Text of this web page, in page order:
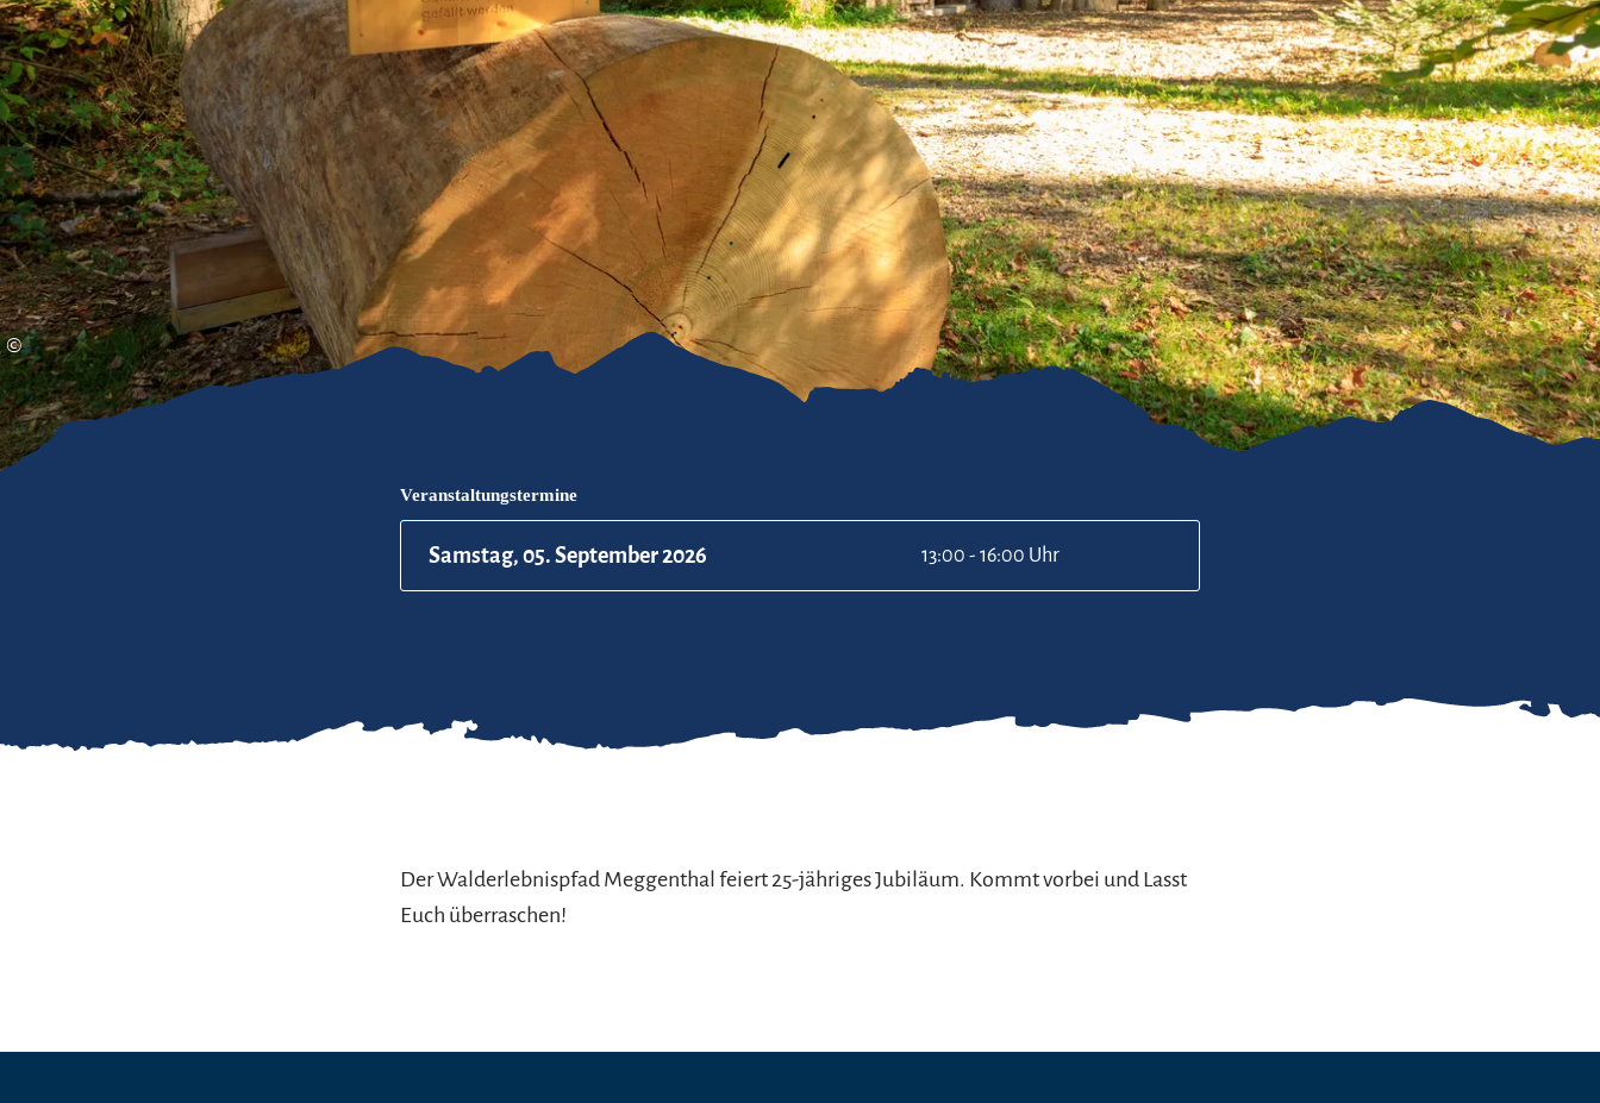
Gleitschirmfliegen &
Luftsport
Interaktive Vollbildkarte
Barrierefreiheit im
Chiemgau
Chiemgau G'schichten
©
Veranstaltungstermine
Samstag, 05. September 2026 13:00 - 16:00 Uhr
Der Walderlebnispfad Meggenthal feiert 25-jähriges Jubiläum. Kommt vorbei und Lasst
Euch überraschen!